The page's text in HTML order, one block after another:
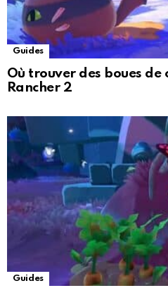
Guides
Où trouver des boues de
Rancher 2
Guides